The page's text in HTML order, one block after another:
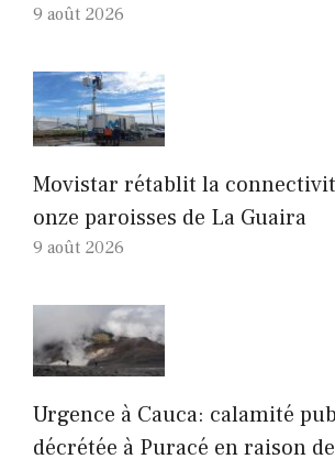
9 août 2026
Movistar rétablit la
onze paroisses de La Guaira
9 août 2026
Urgence à Cauca: calamité
décrétée à Puracé en raison